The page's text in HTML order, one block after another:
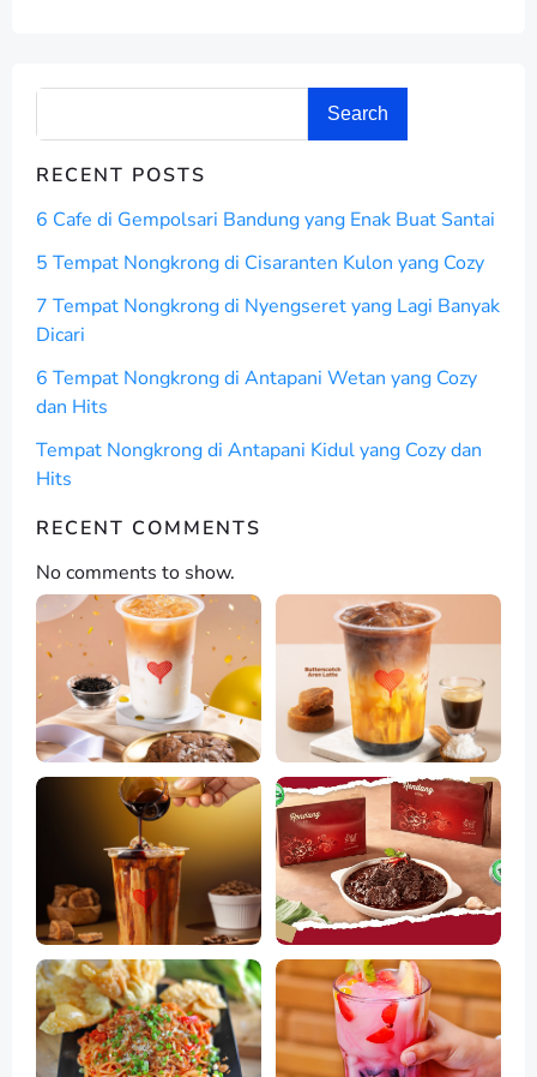
Search
RECENT POSTS
6 Cafe di Gempolsari Bandung yang Enak Buat Santai
5 Tempat Nongkrong di Cisaranten Kulon yang Cozy
7 Tempat Nongkrong di Nyengseret yang Lagi Banyak
Dicari
6 Tempat Nongkrong di Antapani Wetan yang Cozy
dan Hits
Tempat Nongkrong di Antapani Kidul yang Cozy dan
Hits
RECENT COMMENTS
No comments to show.